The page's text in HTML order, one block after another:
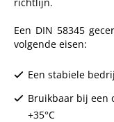
Een DIN 58345
volgende eisen:
Een stabiele
Bruikbaar bij een
+35°C